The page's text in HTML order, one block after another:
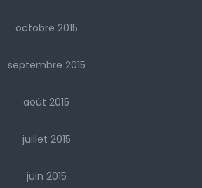
octobre 2015
septembre 2015
août 2015
juillet 2015
juin 2015